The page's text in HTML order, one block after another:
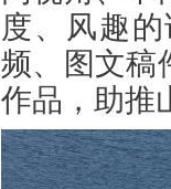
度、风趣
频、图文稿
作品，助推